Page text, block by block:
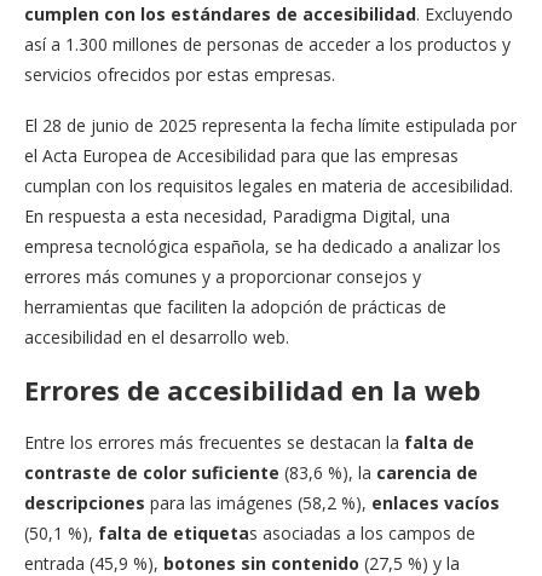
cumplen con los estándares de accesibilidad. Excluyendo
así a 1.300 millones de personas de acceder a los productos y
servicios ofrecidos por estas empresas.
El 28 de junio de 2025 representa la fecha límite estipulada por
el Acta Europea de Accesibilidad para que las empresas
cumplan con los requisitos legales en materia de accesibilidad.
En respuesta a esta necesidad, Paradigma Digital, una
empresa tecnológica española, se ha dedicado a analizar los
errores más comunes y a proporcionar consejos y
herramientas que faciliten la adopción de prácticas de
accesibilidad en el desarrollo web.
Errores de accesibilidad en la web
Entre los errores más frecuentes se destacan la falta de
contraste de color suficiente (83,6 %), la carencia de
descripciones para las imágenes (58,2 %), enlaces vacíos
(50,1 %), falta de etiquetas asociadas a los campos de
entrada (45,9 %), botones sin contenido (27,5 %) y la